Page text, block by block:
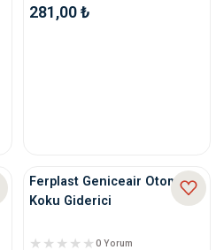
281,00 ₺
Ferplast Geniceair Otomatik
Koku Giderici
0 Yorum